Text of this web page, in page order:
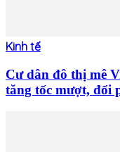
Kinh tế
Cư dân đô thị mê
tăng tốc mượt, đổi